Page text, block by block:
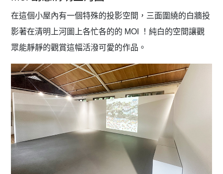
在這個小屋內有一個特殊的投影空間，三面圍繞的白牆投
影著在清明上河圖上各忙各的的 MOI ！純白的空間讓觀
眾能靜靜的觀賞這幅活潑可愛的作品。